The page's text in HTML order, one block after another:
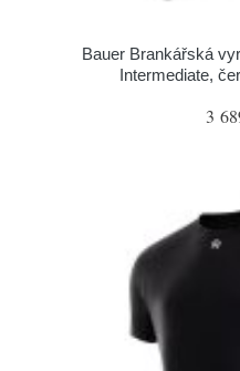
Bauer Brankářská
Intermediate,
3